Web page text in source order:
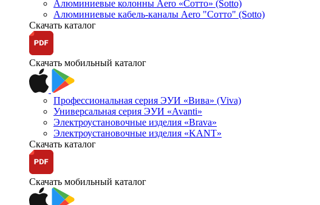
Алюминиевые колонны Aero «Сотто» (Sotto)
Алюминиевые кабель-каналы Aero "Сотто" (Sotto)
Скачать каталог
Скачать мобильный каталог
Профессиональная серия ЭУИ «Вива» (Viva)
Универсальная серия ЭУИ «Avanti»
Электроустановочные изделия «Brava»
Электроустановочные изделия «KANT»
Скачать каталог
Скачать мобильный каталог